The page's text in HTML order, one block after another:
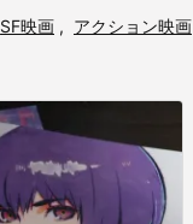
SF映画 , アクション映画